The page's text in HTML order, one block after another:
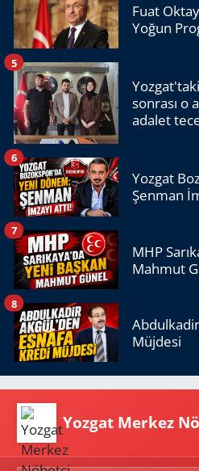
Fuat
Yoğun
sonrası o
adalet
5
Yozgat
Şenman
6
MHP
Mahmut
7
Müjdesi
8
Yozgat Merkez